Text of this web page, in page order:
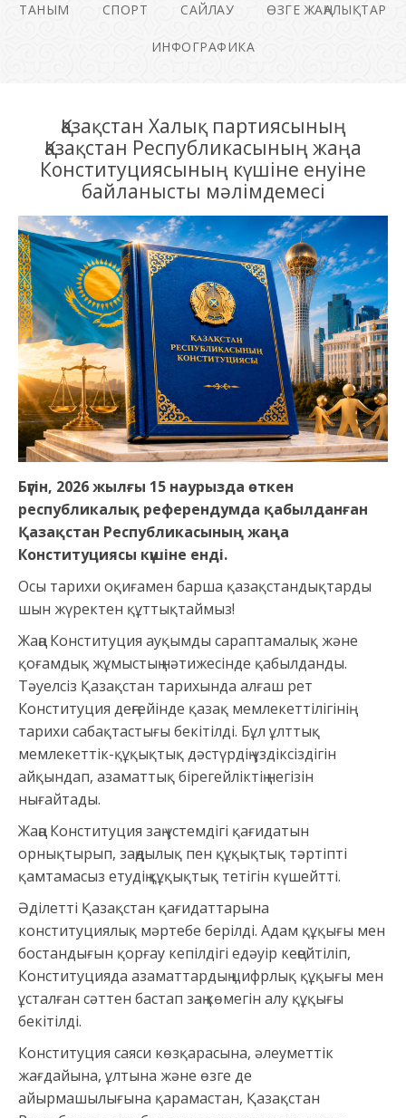
ТАНЫМ СПОРТ САЙЛАУ ӨЗГЕ ЖАҢАЛЫҚТАР
ИНФОГРАФИКА
Қазақстан Халық партиясының
Қазақстан Республикасының жаңа
Конституциясының күшіне енуіне
байланысты мәлімдемесі
Бүгін, 2026 жылғы 15 наурызда өткен
республикалық референдумда қабылданған
Қазақстан Республикасының жаңа
Конституциясы күшіне енді.
Осы тарихи оқиғамен барша қазақстандықтарды
шын жүректен құттықтаймыз!
Жаңа Конституция ауқымды сараптамалық және
қоғамдық жұмыстың нәтижесінде қабылданды.
Тәуелсіз Қазақстан тарихында алғаш рет
Конституция деңгейінде қазақ мемлекеттілігінің
тарихи сабақтастығы бекітілді. Бұл ұлттық
мемлекеттік-құқықтық дәстүрдің үздіксіздігін
айқындап, азаматтық бірегейліктің негізін
нығайтады.
Жаңа Конституция заң үстемдігі қағидатын
орнықтырып, заңдылық пен құқықтық тәртіпті
қамтамасыз етудің құқықтық тетігін күшейтті.
Әділетті Қазақстан қағидаттарына
конституциялық мәртебе берілді. Адам құқығы мен
бостандығын қорғау кепілдігі едәуір кеңейтіліп,
Конституцияда азаматтардың цифрлық құқығы мен
ұсталған сәттен бастап заң көмегін алу құқығы
бекітілді.
Конституция саяси көзқарасына, әлеуметтік
жағдайына, ұлтына және өзге де
айырмашылығына қарамастан, Қазақстан